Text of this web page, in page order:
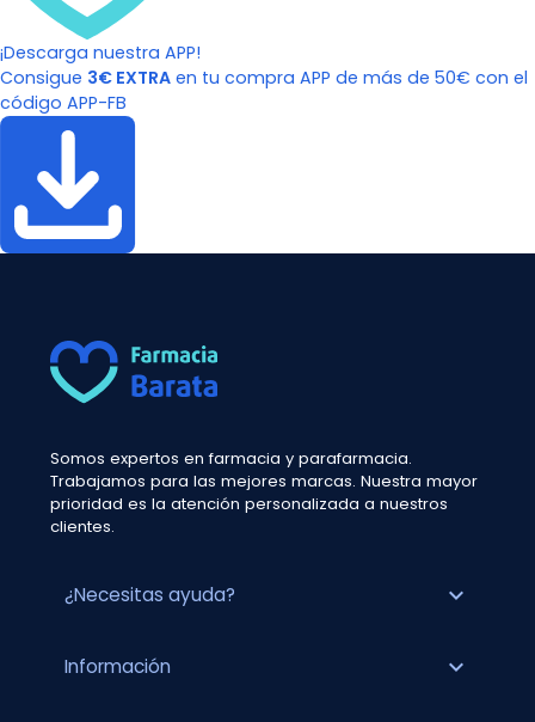
¡Descarga nuestra APP!
Consigue 3€ EXTRA en tu compra APP de más de 50€ con el
código APP-FB
Somos expertos en farmacia y parafarmacia.
Trabajamos para las mejores marcas. Nuestra mayor
prioridad es la atención personalizada a nuestros
clientes.
¿Necesitas ayuda? expand_more
Información expand_more